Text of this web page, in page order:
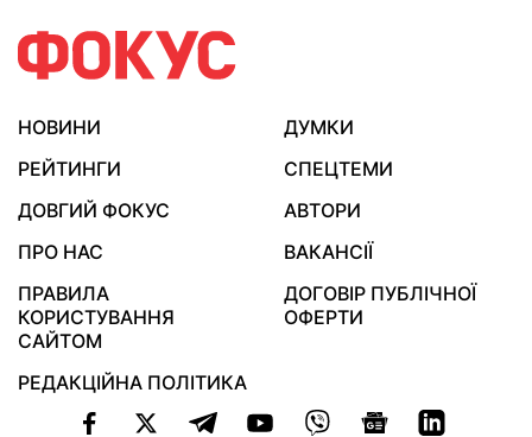
НОВИНИ
ДУМКИ
РЕЙТИНГИ
СПЕЦТЕМИ
ДОВГИЙ ФОКУС
АВТОРИ
ПРО НАС
ВАКАНСІЇ
ПРАВИЛА
КОРИСТУВАННЯ
САЙТОМ
ДОГОВІР ПУБЛІЧНОЇ
ОФЕРТИ
РЕДАКЦІЙНА ПОЛІТИКА